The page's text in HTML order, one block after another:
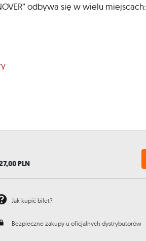
odbywa się w wielu miejscach:
PLN
Jak kupić bilet?
Bezpieczne zakupy u oficjalnych dystrybutorów